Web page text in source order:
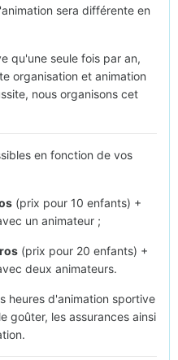
sera différente en
qu'une seule fois par an,
organisation et animation
nous organisons cet
en fonction de vos
(prix pour 10 enfants) +
un animateur ;
(prix pour 20 enfants) +
deux animateurs.
heures d'animation sportive
goûter, les assurances ainsi